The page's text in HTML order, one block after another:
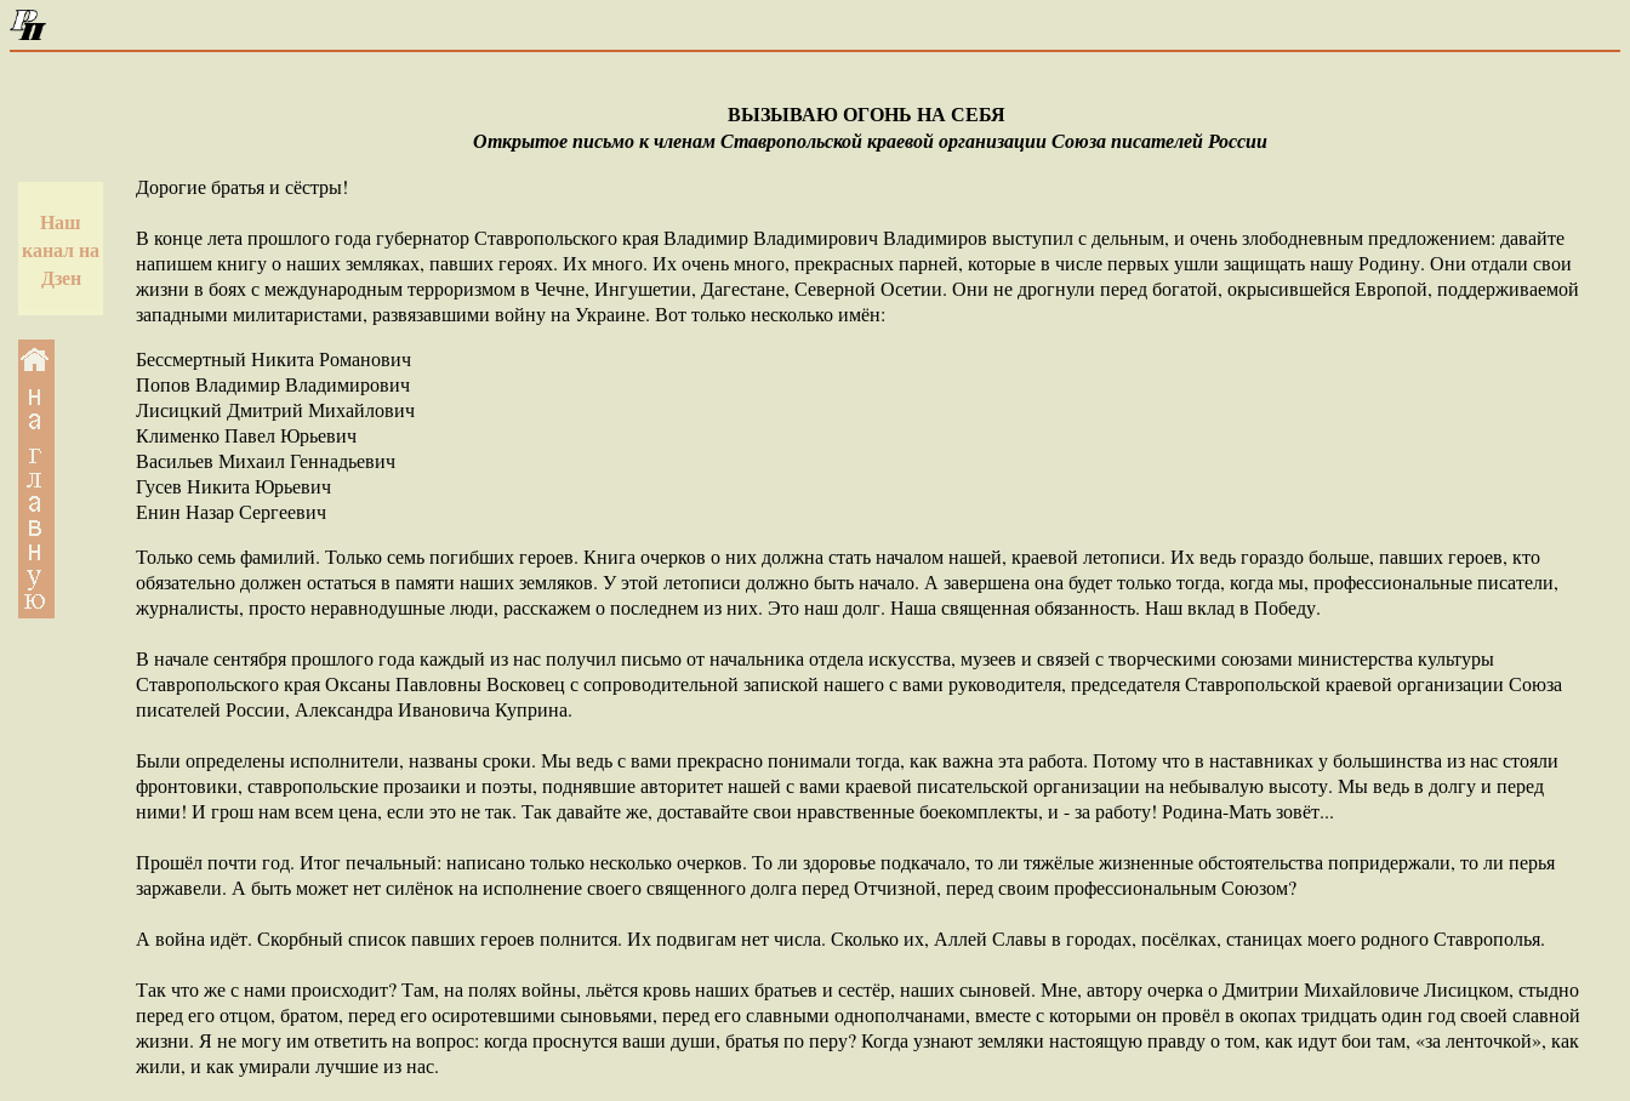
ВЫЗЫВАЮ ОГОНЬ НА СЕБЯ
Открытое письмо к членам Ставропольской краевой организации Союза писателей России
Дорогие братья и сёстры!
В конце лета прошлого года губернатор Ставропольского края Владимир Владимирович Владимиров выступил с дельным, и очень злободневным предложением: давайте
напишем книгу о наших земляках, павших героях. Их много. Их очень много, прекрасных парней, которые в числе первых ушли защищать нашу Родину. Они отдали свои
жизни в боях с международным терроризмом в Чечне, Ингушетии, Дагестане, Северной Осетии. Они не дрогнули перед богатой, окрысившейся Европой, поддерживаемой
западными милитаристами, развязавшими войну на Украине. Вот только несколько имён:
Бессмертный Никита Романович
Попов Владимир Владимирович
Лисицкий Дмитрий Михайлович
Клименко Павел Юрьевич
Васильев Михаил Геннадьевич
Гусев Никита Юрьевич
Енин Назар Сергеевич
Только семь фамилий. Только семь погибших героев. Книга очерков о них должна стать началом нашей, краевой летописи. Их ведь гораздо больше, павших героев, кто
обязательно должен остаться в памяти наших земляков. У этой летописи должно быть начало. А завершена она будет только тогда, когда мы, профессиональные писатели,
журналисты, просто неравнодушные люди, расскажем о последнем из них. Это наш долг. Наша священная обязанность. Наш вклад в Победу.
В начале сентября прошлого года каждый из нас получил письмо от начальника отдела искусства, музеев и связей с творческими союзами министерства культуры
Ставропольского края Оксаны Павловны Восковец с сопроводительной запиской нашего с вами руководителя, председателя Ставропольской краевой организации Союза
писателей России, Александра Ивановича Куприна.
Были определены исполнители, названы сроки. Мы ведь с вами прекрасно понимали тогда, как важна эта работа. Потому что в наставниках у большинства из нас стояли
фронтовики, ставропольские прозаики и поэты, поднявшие авторитет нашей с вами краевой писательской организации на небывалую высоту. Мы ведь в долгу и перед
ними! И грош нам всем цена, если это не так. Так давайте же, доставайте свои нравственные боекомплекты, и - за работу! Родина-Мать зовёт...
Прошёл почти год. Итог печальный: написано только несколько очерков. То ли здоровье подкачало, то ли тяжёлые жизненные обстоятельства попридержали, то ли перья
заржавели. А быть может нет силёнок на исполнение своего священного долга перед Отчизной, перед своим профессиональным Союзом?
А война идёт. Скорбный список павших героев полнится. Их подвигам нет числа. Сколько их, Аллей Славы в городах, посёлках, станицах моего родного Ставрополья.
Так что же с нами происходит? Там, на полях войны, льётся кровь наших братьев и сестёр, наших сыновей. Мне, автору очерка о Дмитрии Михайловиче Лисицком, стыдно
перед его отцом, братом, перед его осиротевшими сыновьями, перед его славными однополчанами, вместе с которыми он провёл в окопах тридцать один год своей славной
жизни. Я не могу им ответить на вопрос: когда проснутся ваши души, братья по перу? Когда узнают земляки настоящую правду о том, как идут бои там, «за ленточкой», как
жили, и как умирали лучшие из нас.
Наш
канал на
Дзен